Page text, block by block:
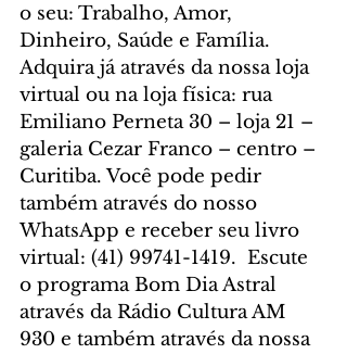
o seu: Trabalho, Amor,
Dinheiro, Saúde e Família.
Adquira já através da nossa loja
virtual ou na loja física: rua
Emiliano Perneta 30 – loja 21 –
galeria Cezar Franco – centro –
Curitiba. Você pode pedir
também através do nosso
WhatsApp e receber seu livro
virtual: (41) 99741-1419.  Escute
o programa Bom Dia Astral
através da Rádio Cultura AM
930 e também através da nossa